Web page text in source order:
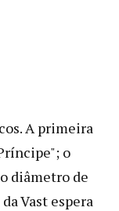
A primeira
o
diâmetro de
Vast espera